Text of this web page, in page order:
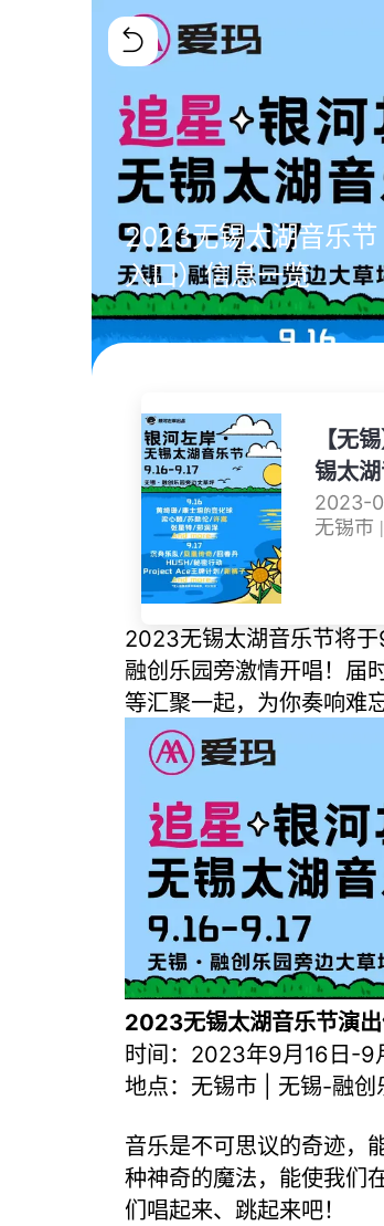
2023无锡太湖音乐
入口）信息一览
【无
锡太
2023-
无锡市
2023无锡太湖音乐节将
融创乐园旁激情开唱！届
等汇聚一起，为你奏响难
2023无锡太湖音乐节演出
时间：2023年9月16日-9
地点：无锡市 | 无锡-融创
音乐是不可思议的奇迹，
种神奇的魔法，能使我们
们唱起来、跳起来吧！